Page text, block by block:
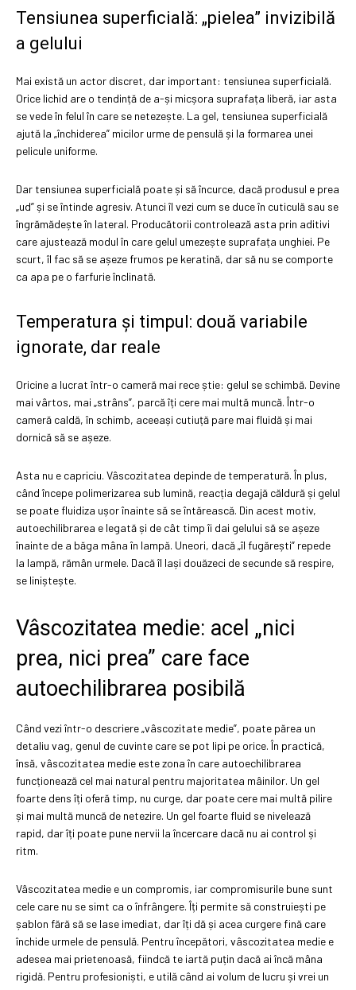
Tensiunea superficială: „pielea” invizibilă
a gelului
Mai există un actor discret, dar important: tensiunea superficială.
Orice lichid are o tendință de a-și micșora suprafața liberă, iar asta
se vede în felul în care se netezește. La gel, tensiunea superficială
ajută la „închiderea” micilor urme de pensulă și la formarea unei
pelicule uniforme.
Dar tensiunea superficială poate și să încurce, dacă produsul e prea
„ud” și se întinde agresiv. Atunci îl vezi cum se duce în cuticulă sau se
îngrămădește în lateral. Producătorii controlează asta prin aditivi
care ajustează modul în care gelul umezește suprafața unghiei. Pe
scurt, îl fac să se așeze frumos pe keratină, dar să nu se comporte
ca apa pe o farfurie înclinată.
Temperatura și timpul: două variabile
ignorate, dar reale
Oricine a lucrat într-o cameră mai rece știe: gelul se schimbă. Devine
mai vârtos, mai „strâns”, parcă îți cere mai multă muncă. Într-o
cameră caldă, în schimb, aceeași cutiuță pare mai fluidă și mai
dornică să se așeze.
Asta nu e capriciu. Vâscozitatea depinde de temperatură. În plus,
când începe polimerizarea sub lumină, reacția degajă căldură și gelul
se poate fluidiza ușor înainte să se întărească. Din acest motiv,
autoechilibrarea e legată și de cât timp îi dai gelului să se așeze
înainte de a băga mâna în lampă. Uneori, dacă „îl fugărești” repede
la lampă, rămân urmele. Dacă îl lași douăzeci de secunde să respire,
se liniștește.
Vâscozitatea medie: acel „nici
prea, nici prea” care face
autoechilibrarea posibilă
Când vezi într-o descriere „vâscozitate medie”, poate părea un
detaliu vag, genul de cuvinte care se pot lipi pe orice. În practică,
însă, vâscozitatea medie este zona în care autoechilibrarea
funcționează cel mai natural pentru majoritatea mâinilor. Un gel
foarte dens îți oferă timp, nu curge, dar poate cere mai multă pilire
și mai multă muncă de netezire. Un gel foarte fluid se nivelează
rapid, dar îți poate pune nervii la încercare dacă nu ai control și
ritm.
Vâscozitatea medie e un compromis, iar compromisurile bune sunt
cele care nu se simt ca o înfrângere. Îți permite să construiești pe
șablon fără să se lase imediat, dar îți dă și acea curgere fină care
închide urmele de pensulă. Pentru începători, vâscozitatea medie e
adesea mai prietenoasă, fiindcă te iartă puțin dacă ai încă mâna
rigidă. Pentru profesioniști, e utilă când ai volum de lucru și vrei un